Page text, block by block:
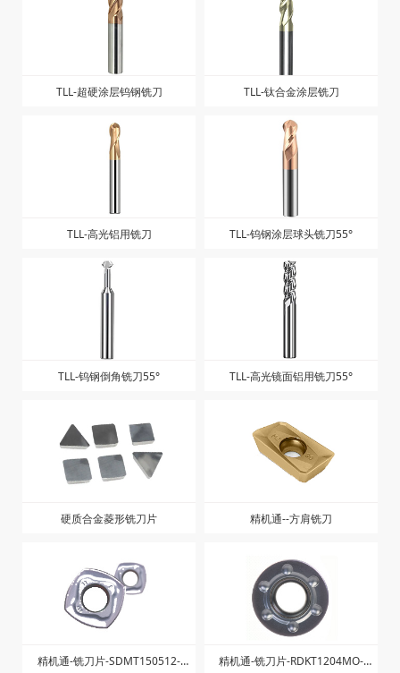
TLL-超硬涂层钨钢铣刀 TLL-钛合金涂层铣刀
TLL-高光铝用铣刀 TLL-钨钢涂层球头铣刀55°
TLL-钨钢倒角铣刀55° TLL-高光镜面铝用铣刀55°
硬质合金菱形铣刀片 精机通--方肩铣刀
精机通-铣刀片-SDMT150512- 精机通-铣刀片-RDKT1204MO-